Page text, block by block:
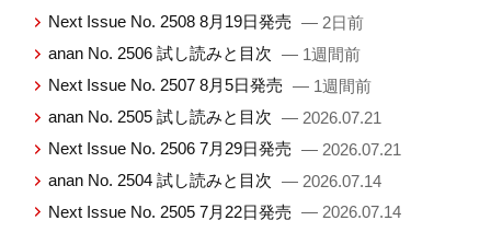
Next Issue No. 2508 8月19日発売 — 2日前
anan No. 2506 試し読みと目次 — 1週間前
Next Issue No. 2507 8月5日発売 — 1週間前
anan No. 2505 試し読みと目次 — 2026.07.21
Next Issue No. 2506 7月29日発売 — 2026.07.21
anan No. 2504 試し読みと目次 — 2026.07.14
Next Issue No. 2505 7月22日発売 — 2026.07.14